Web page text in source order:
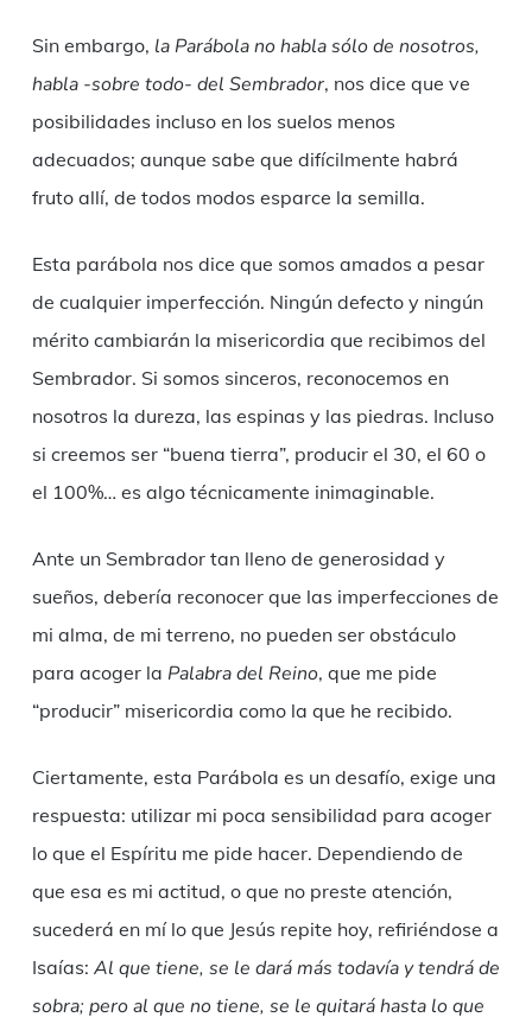
Sin embargo, la Parábola no habla sólo de nosotros,
habla -sobre todo- del Sembrador, nos dice que ve
posibilidades incluso en los suelos menos
adecuados; aunque sabe que difícilmente habrá
fruto allí, de todos modos esparce la semilla.
Esta parábola nos dice que somos amados a pesar
de cualquier imperfección. Ningún defecto y ningún
mérito cambiarán la misericordia que recibimos del
Sembrador. Si somos sinceros, reconocemos en
nosotros la dureza, las espinas y las piedras. Incluso
si creemos ser “buena tierra”, producir el 30, el 60 o
el 100%… es algo técnicamente inimaginable.
Ante un Sembrador tan lleno de generosidad y
sueños, debería reconocer que las imperfecciones de
mi alma, de mi terreno, no pueden ser obstáculo
para acoger la Palabra del Reino, que me pide
“producir” misericordia como la que he recibido.
Ciertamente, esta Parábola es un desafío, exige una
respuesta: utilizar mi poca sensibilidad para acoger
lo que el Espíritu me pide hacer. Dependiendo de
que esa es mi actitud, o que no preste atención,
sucederá en mí lo que Jesús repite hoy, refiriéndose a
Isaías: Al que tiene, se le dará más todavía y tendrá de
sobra; pero al que no tiene, se le quitará hasta lo que